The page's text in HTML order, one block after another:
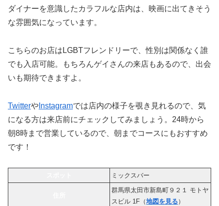
ダイナーを意識したカラフルな店内は、映画に出てきそう
な雰囲気になっています。
こちらのお店はLGBTフレンドリーで、性別は関係なく誰
でも入店可能。もちろんゲイさんの来店もあるので、出会
いも期待できますよ。
Twitterや Instagramでは店内の様子を覗き見れるので、気
になる方は来店前にチェックしてみましょう。24時から
朝8時まで営業しているので、朝までコースにもおすすめ
です！
ミックスバー
群馬県太田市新島町９２１ モトヤ
スビル 1F（地図を見る ）